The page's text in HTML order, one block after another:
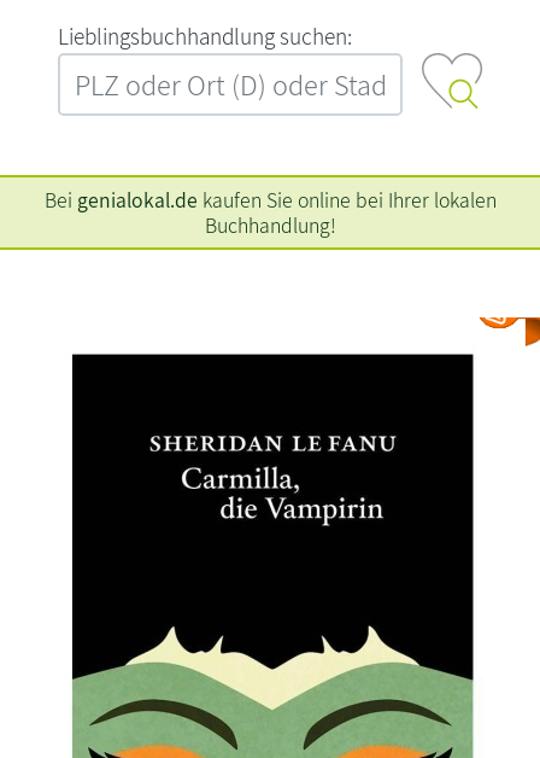
L‍i‍e‍b‍l‍i‍n‍g‍s‍b‍u‍c‍h‍h‍a‍n‍d‍l‍u‍n‍g‍ ‍s‍u‍c‍h‍e‍n‍:‍
Bei genialokal.de kaufen Sie online bei Ihrer lokalen
Buchhandlung!